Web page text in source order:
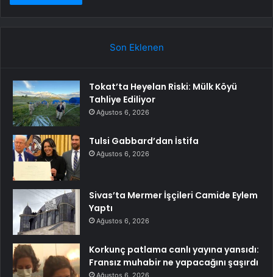
Son Eklenen
Tokat’ta Heyelan Riski: Mülk Köyü
Tahliye Ediliyor
Ağustos 6, 2026
Tulsi Gabbard’dan İstifa
Ağustos 6, 2026
Sivas’ta Mermer İşçileri Camide Eylem
Yaptı
Ağustos 6, 2026
Korkunç patlama canlı yayına yansıdı:
Fransız muhabir ne yapacağını şaşırdı
Ağustos 6, 2026